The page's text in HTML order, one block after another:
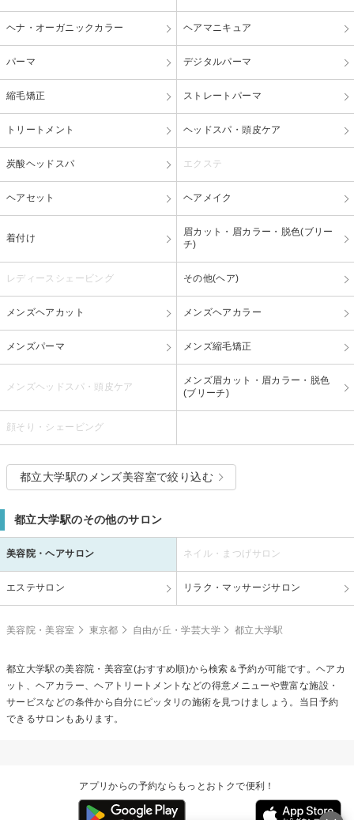
ヘナ・オーガニックカラー ヘアマニキュア
パーマ デジタルパーマ
縮毛矯正 ストレートパーマ
トリートメント ヘッドスパ・頭皮ケア
炭酸ヘッドスパ エクステ
ヘアセット ヘアメイク
着付け
眉カット・眉カラー・脱色(ブリー
チ)
レディースシェービング その他(ヘア)
メンズヘアカット メンズヘアカラー
メンズパーマ メンズ縮毛矯正
メンズヘッドスパ・頭皮ケア
メンズ眉カット・眉カラー・脱色
(ブリーチ)
顔そり・シェービング
都立大学駅のメンズ美容室で絞り込む
都立大学駅のその他のサロン
美容院・ヘアサロン ネイル・まつげサロン
エステサロン リラク・マッサージサロン
美容院・美容室 東京都 自由が丘・学芸大学 都立大学駅
都立大学駅の美容院・美容室(おすすめ順)から検索＆予約が可能です。ヘアカ
ット、ヘアカラー、ヘアトリートメントなどの得意メニューや豊富な施設・
サービスなどの条件から自分にピッタリの施術を見つけましょう。当日予約
できるサロンもあります。
アプリからの予約ならもっとおトクで便利！